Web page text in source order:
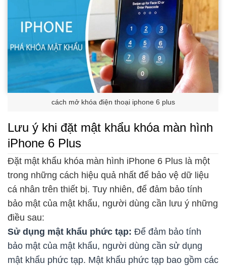
cách mở khóa điện thoại iphone 6 plus
Lưu ý khi đặt mật khẩu khóa màn hình
iPhone 6 Plus
Đặt mật khẩu khóa màn hình iPhone 6 Plus là một
trong những cách hiệu quả nhất để bảo vệ dữ liệu
cá nhân trên thiết bị. Tuy nhiên, để đảm bảo tính
bảo mật của mật khẩu, người dùng cần lưu ý những
điều sau:
Sử dụng mật khẩu phức tạp: Để đảm bảo tính
bảo mật của mật khẩu, người dùng cần sử dụng
mật khẩu phức tạp. Mật khẩu phức tạp bao gồm các